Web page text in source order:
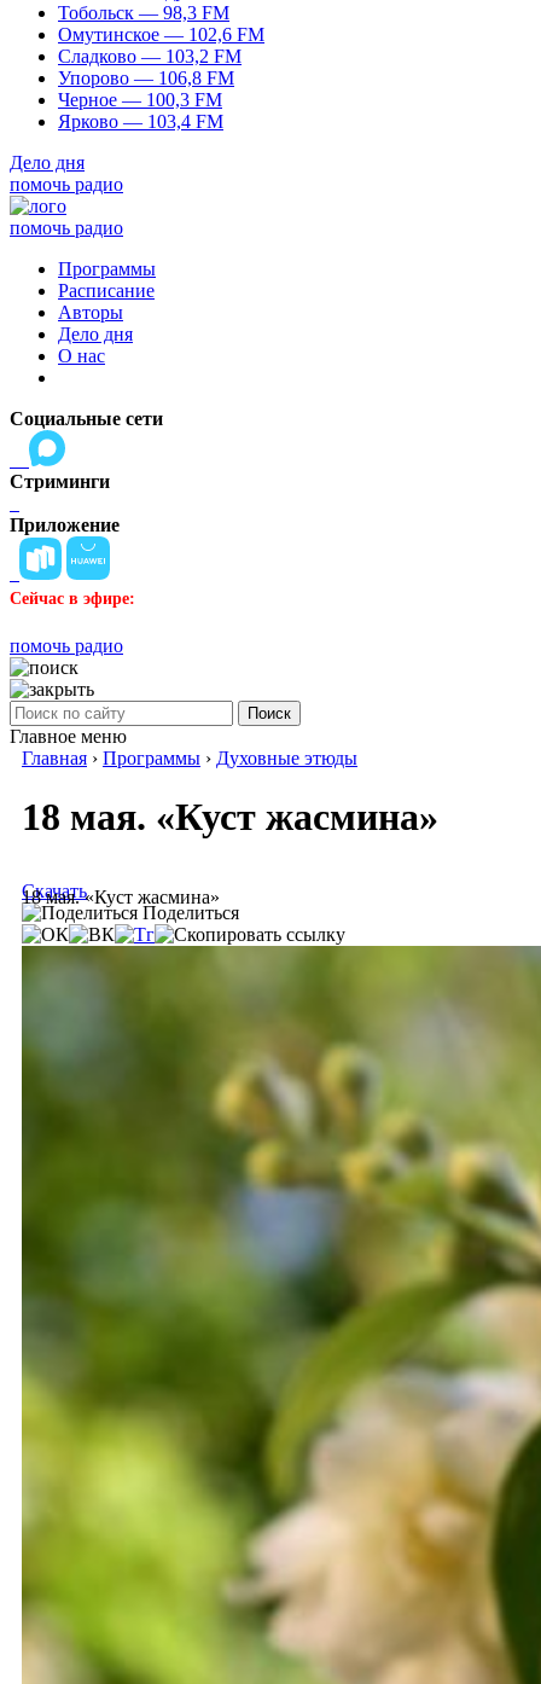
Тобольск — 98,3 FM
Омутинское — 102,6 FM
Сладково — 103,2 FM
Упорово — 106,8 FM
Черное — 100,3 FM
Ярково — 103,4 FM
Дело дня
помочь радио
помочь радио
Программы
Расписание
Авторы
Дело дня
О нас
Социальные сети
Стриминги
Приложение
Сейчас в эфире:
помочь радио
Поиск
Главное меню
Главная › Программы › Духовные этюды
18 мая. «Куст жасмина»
18 мая. «Куст жасмина»
Скачать
Поделиться